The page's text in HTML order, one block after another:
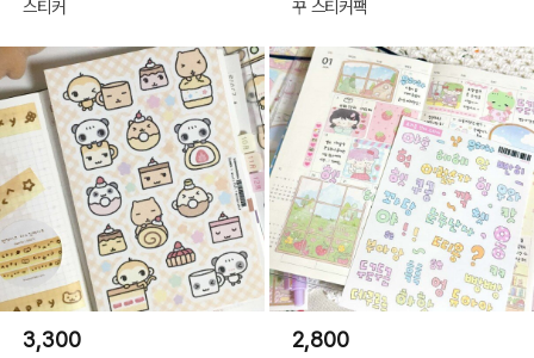
스티커 꾸 스티커팩
3,300 2,800